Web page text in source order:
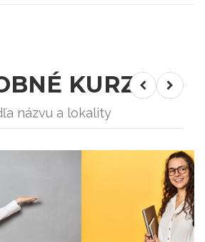
KURZY
názvu a lokality